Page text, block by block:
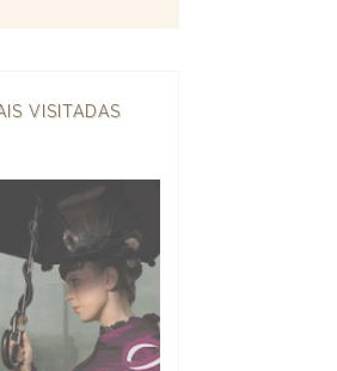
VISITADAS